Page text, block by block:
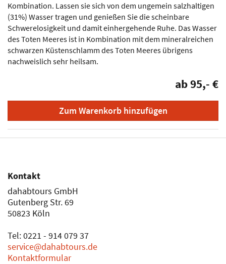
Kombination. Lassen sie sich von dem ungemein salzhaltigen
(31%) Wasser tragen und genießen Sie die scheinbare
Schwerelosigkeit und damit einhergehende Ruhe. Das Wasser
des Toten Meeres ist in Kombination mit dem mineralreichen
schwarzen Küstenschlamm des Toten Meeres übrigens
nachweislich sehr heilsam.
ab 95,- €
Zum Warenkorb hinzufügen
Kontakt
dahabtours GmbH
Gutenberg Str. 69
50823 Köln
Tel: 0221 - 914 079 37
service@dahabtours.de
Kontaktformular